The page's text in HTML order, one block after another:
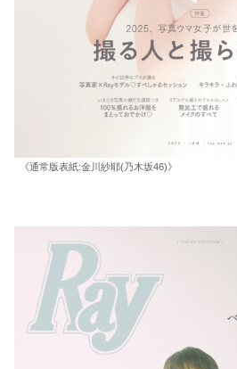
《通常版表紙:金川紗耶(乃木坂46)》